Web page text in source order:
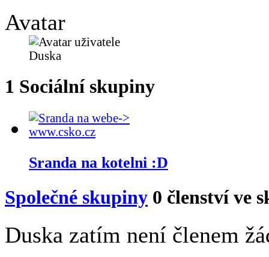
Avatar
1 Sociální skupiny
Sranda na kotelni :D
Společné skupiny 0 členství ve
Duska zatím není členem